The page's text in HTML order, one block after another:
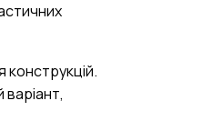
конструкцій.